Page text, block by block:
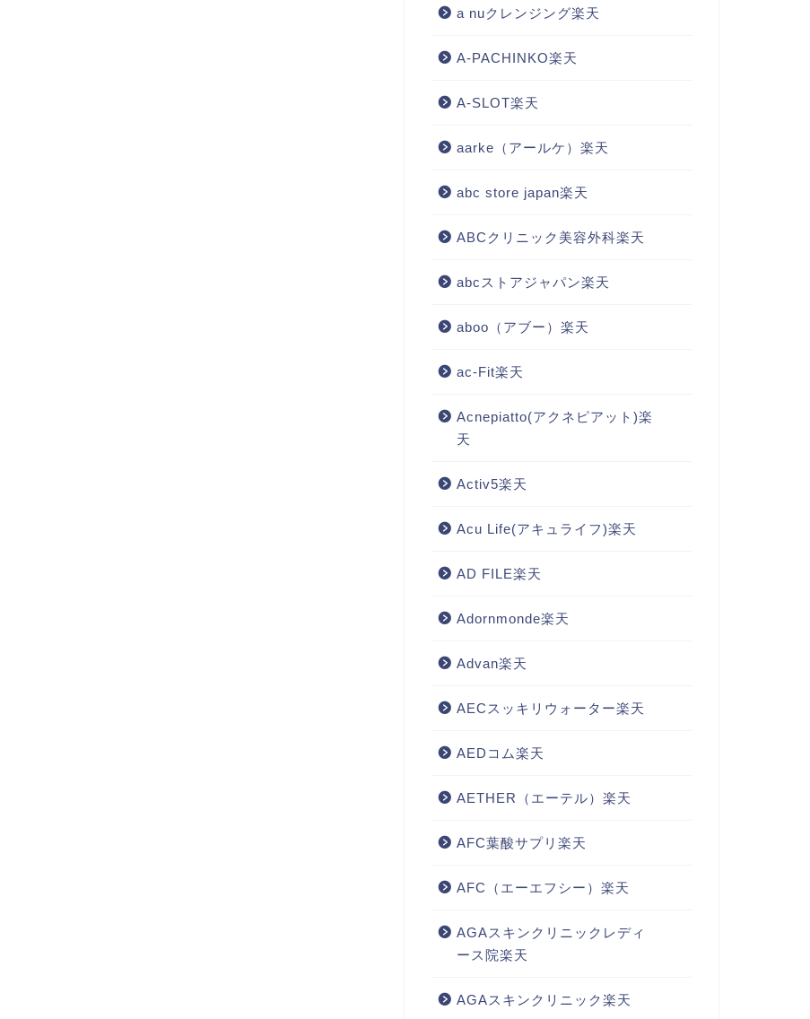
a nuクレンジング楽天
A-PACHINKO楽天
A-SLOT楽天
aarke（アールケ）楽天
abc store japan楽天
ABCクリニック美容外科楽天
abcストアジャパン楽天
aboo（アブー）楽天
ac-Fit楽天
Acnepiatto(アクネピアット)楽
天
Activ5楽天
Acu Life(アキュライフ)楽天
AD FILE楽天
Adornmonde楽天
Advan楽天
AECスッキリウォーター楽天
AEDコム楽天
AETHER（エーテル）楽天
AFC葉酸サプリ楽天
AFC（エーエフシー）楽天
AGAスキンクリニックレディ
ース院楽天
AGAスキンクリニック楽天